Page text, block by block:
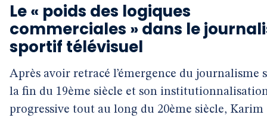
Le « poids des logiques
commerciales » dans le
sportif télévisuel
Après avoir retracé l’émergence du journalisme
la fin du 19ème siècle et son
progressive tout au long du 20ème siècle, Karim